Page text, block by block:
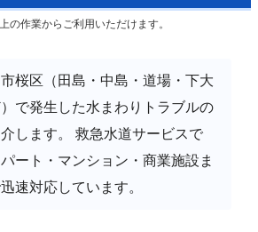
の作業からご利用いただけます。
桜区（田島・中島・道場・下大
で発生した水まわりトラブルの
します。 救急水道サービスで
ート・マンション・商業施設ま
速対応しています。